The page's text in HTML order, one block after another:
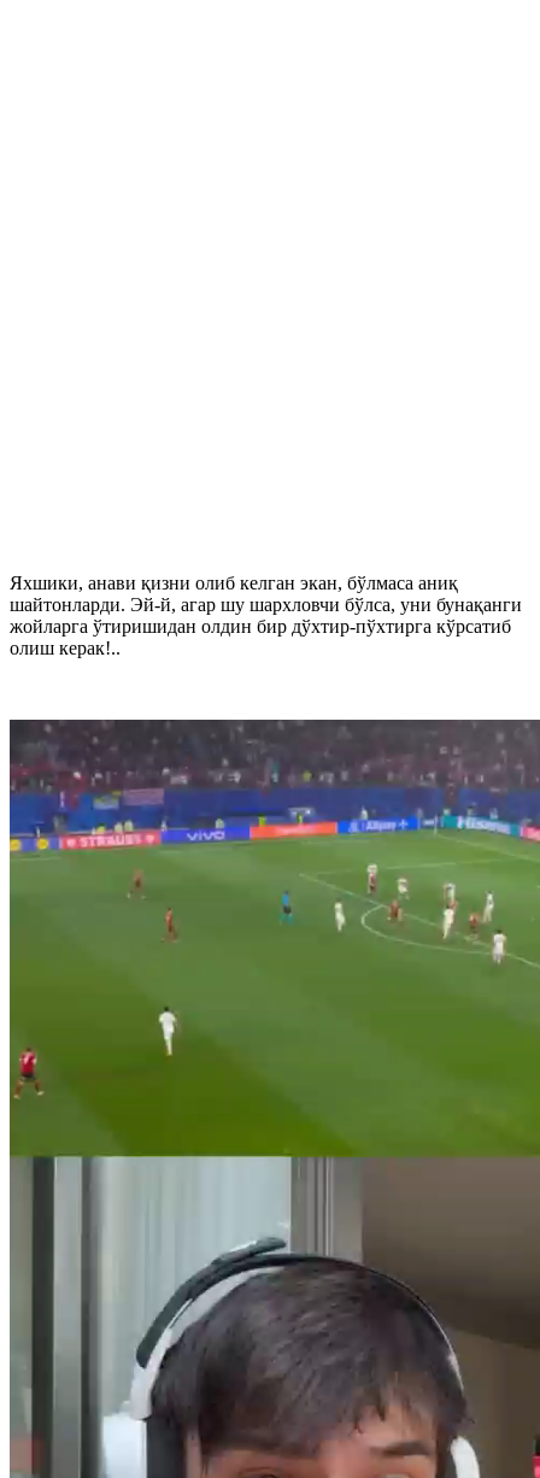
Яхшики, анави қизни олиб келган экан, бўлмаса аниқ
шайтонларди. Эй-й, агар шу шархловчи бўлса, уни бунақанги
жойларга ўтиришидан олдин бир дўхтир-пўхтирга кўрсатиб
олиш керак!..